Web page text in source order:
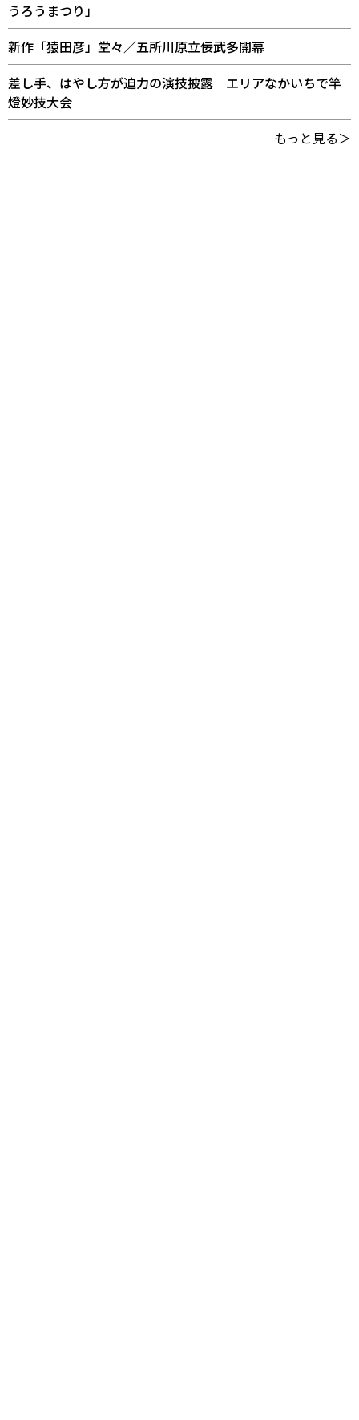
うろうまつり」
新作「猿田彦」堂々／五所川原立佞武多開幕
差し手、はやし方が迫力の演技披露 エリアなかいちで竿
燈妙技大会
もっと見る＞